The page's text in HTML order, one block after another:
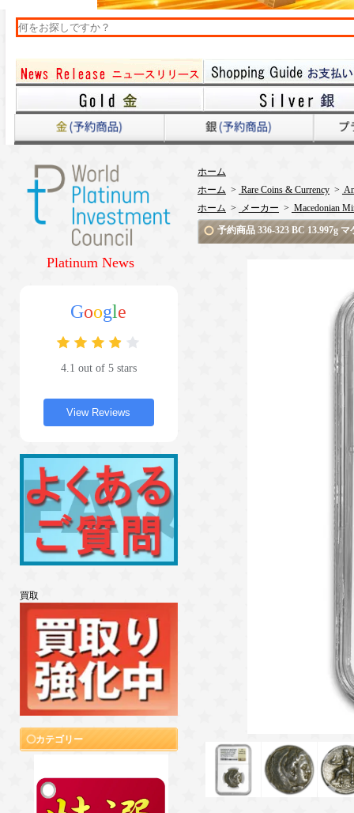
Platinum News
Google
4.1 out of 5 stars
View Reviews
買取
カテゴリー
ホーム
ホーム > Rare Coins & Currency >
ホーム > メーカー > Macedonian
予約商品 336-323 BC 13.997g